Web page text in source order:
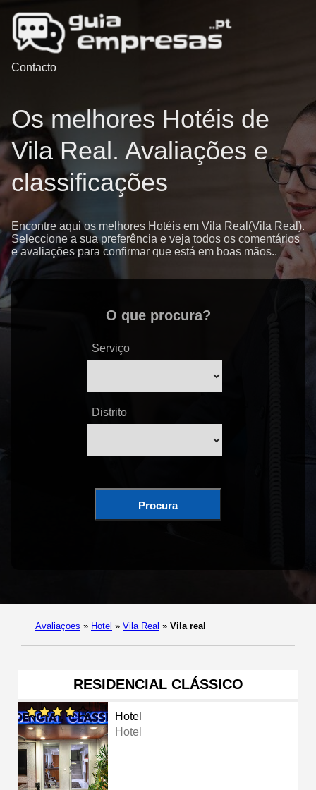
Contacto
Os melhores Hotéis de
Vila Real. Avaliações e
classificações
Encontre aqui os melhores Hotéis em Vila Real(Vila Real).
Seleccione a sua preferência e veja todos os comentários
e avaliações para confirmar que está em boas mãos..
O que procura?
Serviço
Distrito
Procura
Avaliaçoes » Hotel » Vila Real » Vila real
RESIDENCIAL CLÁSSICO
Hotel
Hotel